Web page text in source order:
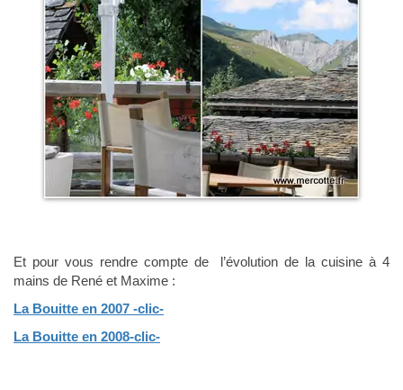
Et pour vous rendre compte de l’évolution de la cuisine à 4
mains de René et Maxime :
La Bouitte en 2007 -clic-
La Bouitte en 2008-clic-